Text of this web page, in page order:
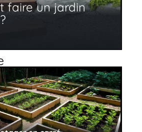
faire un jardin